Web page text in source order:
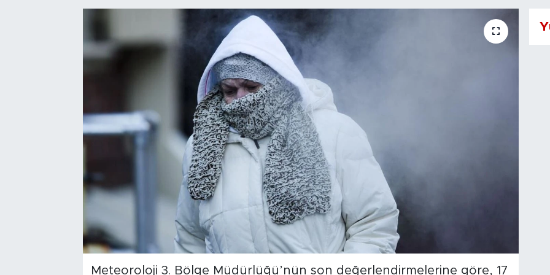
Meteoroloji 3. Bölge Müdürlüğü’nün son değerlendirmelerine göre, 17
Teknoloji